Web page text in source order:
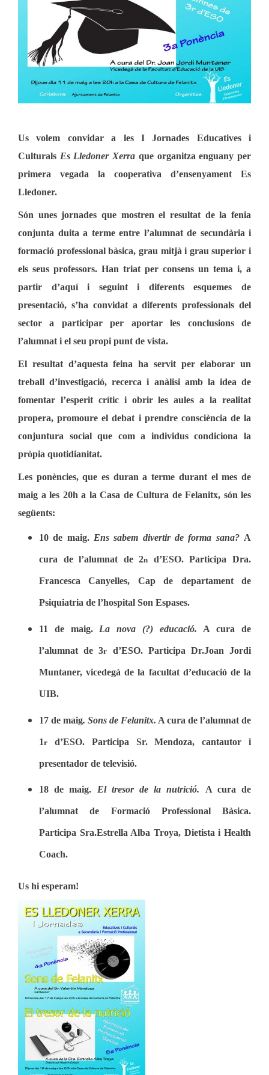
Us volem convidar a les I Jornades Educatives i
Culturals Es Lledoner Xerra que organitza enguany per
primera vegada la cooperativa d’ensenyament Es
Lledoner.
Són unes jornades que mostren el resultat de la fenia
conjunta duita a terme entre l’alumnat de secundària i
formació professional bàsica, grau mitjà i grau superior i
els seus professors. Han triat per consens un tema i, a
partir d’aquí i seguint i diferents esquemes de
presentació, s’ha convidat a diferents professionals del
sector a participar per aportar les conclusions de
l’alumnat i el seu propi punt de vista.
El resultat d’aquesta feina ha servit per elaborar un
treball d’investigació, recerca i anàlisi amb la idea de
fomentar l’esperit crític i obrir les aules a la realitat
propera, promoure el debat i prendre consciència de la
conjuntura social que com a individus condiciona la
pròpia quotidianitat.
Les ponències, que es duran a terme durantel mes de
maig a les 20h a la Casa de Cultura de Felanitx, són les
següents:
10 de maig. Ens sabem divertir de forma sana? A
cura de l’alumnat de 2n d’ESO. Participa Dra.
Francesca Canyelles, Cap de departament de
Psiquiatria de l’hospital Son Espases.
11 de maig.La nova (?) educació. A cura de
l’alumnat de 3r d’ESO. Participa Dr.Joan Jordi
Muntaner, vicedegà de la facultat d’educació de la
UIB.
17 de maig. Sons de Felanitx. A cura de l’alumnat de
1r d’ESO. Participa Sr. Mendoza, cantautor i
presentador de televisió.
18 de maig. El tresor de la nutrició. A cura de
l’alumnat de Formació Professional Bàsica.
Participa Sra.Estrella Alba Troya, Dietista i Health
Coach.
Us hi esperam!